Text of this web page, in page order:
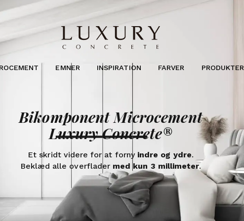
EMNER INSPIRATION FARVER PRODUKTER
Bikomponent Microcement
Luxury Concrete®
Et skridt videre for at forny indre og ydre.
Beklæd alle overflader med kun 3 millimeter.